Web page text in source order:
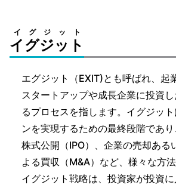
イグジット
イグジット
エグジット（EXIT)とも呼ばれ、起
スタートアップや成長企業に投資
るプロセスを指します。イグジッ
ンを実現するための最終段階であ
株式公開（IPO）、企業の売却ある
よる買収（M&A）など、様々な方法
イグジット戦略は、投資家が投資